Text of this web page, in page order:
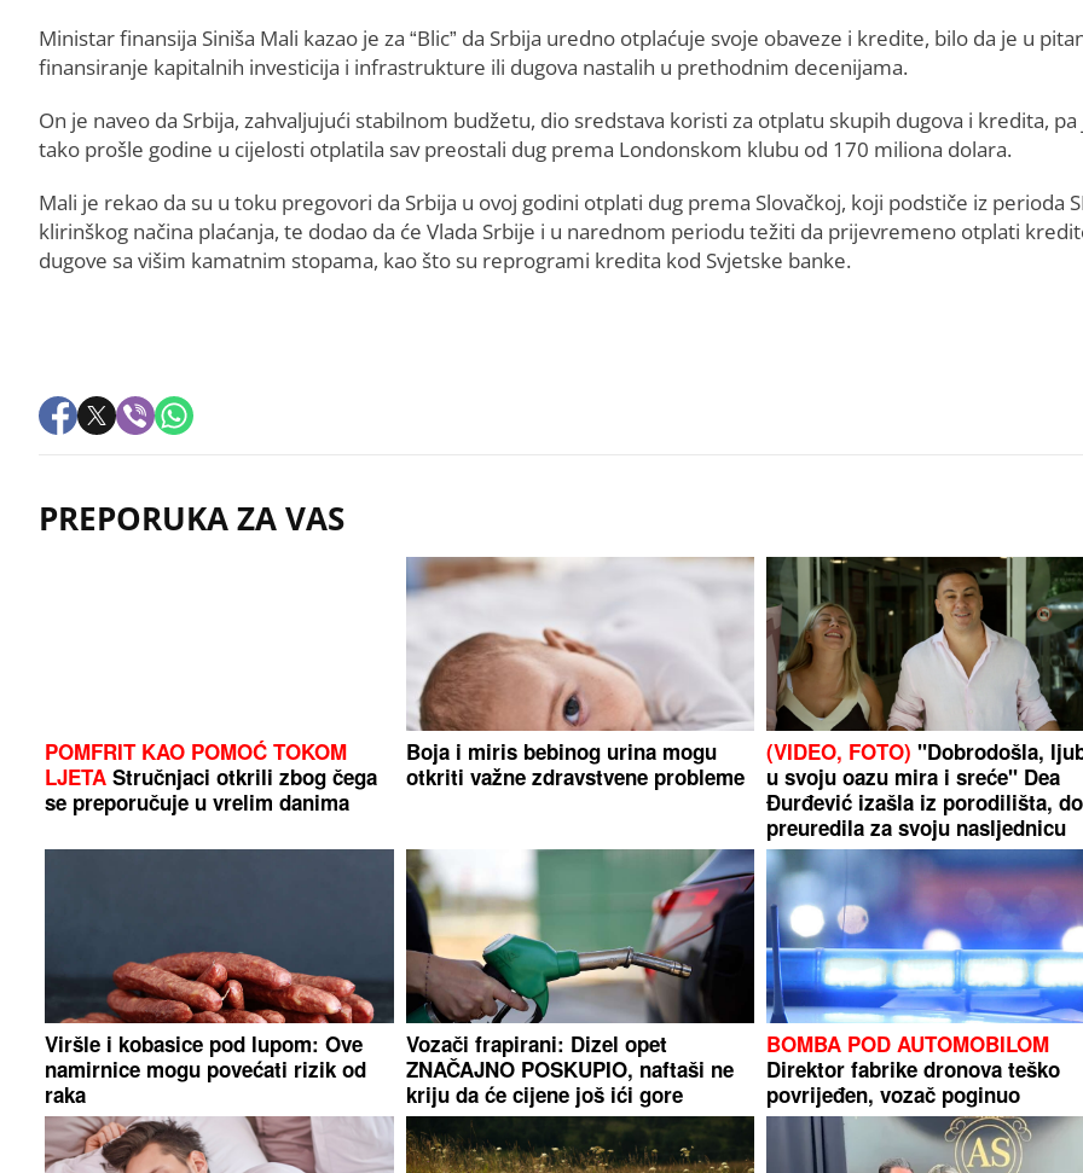
Ministar finansija Siniša Mali kazao je za “Blic” da Srbija uredno otplaćuje svoje obaveze i kredite, bilo da je u
finansiranje kapitalnih investicija i infrastrukture ili dugova nastalih u prethodnim decenijama.
On je naveo da Srbija, zahvaljujući stabilnom budžetu, dio sredstava koristi za otplatu skupih dugova i kredita, pa
tako prošle godine u cijelosti otplatila sav preostali dug prema Londonskom klubu od 170 miliona dolara.
Mali je rekao da su u toku pregovori da Srbija u ovoj godini otplati dug prema Slovačkoj, koji podstiče iz perioda
klirinškog načina plaćanja, te dodao da će Vlada Srbije i u narednom periodu težiti da prijevremeno otplati
dugove sa višim kamatnim stopama, kao što su reprogrami kredita kod Svjetske banke.
PREPORUKA ZA VAS
POMFRIT KAO POMOĆ TOKOM
LJETA Stručnjaci otkrili zbog čega
se preporučuje u vrelim danima
Boja i miris bebinog urina mogu
otkriti važne zdravstvene probleme
(VIDEO, FOTO) "Dobrodošla,
u svoju oazu mira i sreće" Dea
Đurđević izašla iz porodilišta,
preuredila za svoju nasljednicu
Viršle i kobasice pod lupom: Ove
namirnice mogu povećati rizik od
raka
Vozači frapirani: Dizel opet
ZNAČAJNO POSKUPIO, naftaši ne
kriju da će cijene još ići gore
BOMBA POD AUTOMOBILOM
Direktor fabrike dronova teško
povrijeđen, vozač poginuo